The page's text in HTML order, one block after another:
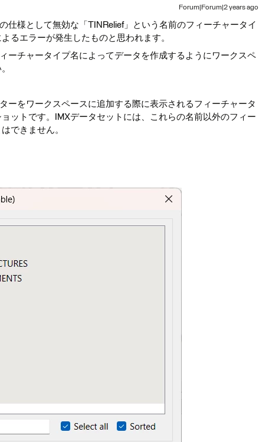
Forum|Forum|2 years ago
仕様として無効な「TINRelief」という名前のフィーチャータイ
るエラーが発生したものと思われます。
ーチャータイプ名によってデータを作成するようにワークスペ
ーをワークスペースに追加する際に表示されるフィーチャータ
ットです。IMXデータセットには、これらの名前以外のフィー
できません。